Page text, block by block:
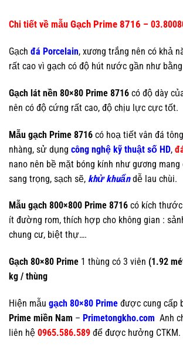
Chi tiết về mẫu Gạch Prime 8716 –
Gạch đá Porcelain, xương trắng nên có khả
rất cao vì gạch có độ hút nước gần như
Gạch lát nền 80×80 Prime 8716 có độ dày
nên có độ cứng rất cao, độ chịu lực cực tốt.
Mẫu gạch Prime 8716 có hoạ tiết vân đá
nhàng, sử dụng công nghệ kỹ thuật số HD,
nano nên bề mặt bóng kính như gương mang
sang trọng, sạch sẽ, khử khuẩn dễ lau chùi.
Mẫu gạch 800×800 Prime 8716 có kích
ít đường rom, thích hợp cho không gian :
chung cư, biệt thự….
Gạch 80×80 Prime 1 thùng có 3 viên (1.92
kg / thùng
Hiện mẫu gạch 80×80 Prime được cung cấp
Prime miền Nam – Primetongkho.com Anh
liên hệ 0965.586.589 để được hưởng CTKM.